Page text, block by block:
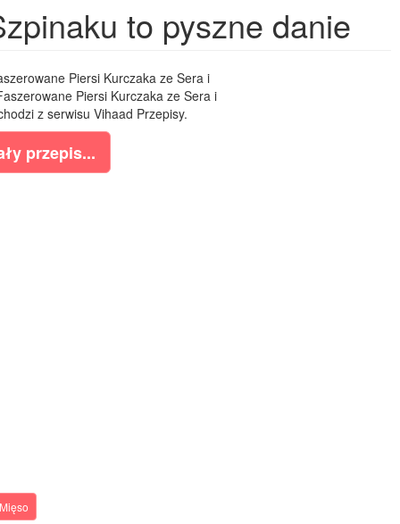
to pyszne danie
Piersi Kurczaka ze Sera i
Piersi Kurczaka ze Sera i
z serwisu Vihaad Przepisy.
przepis...
Mięso